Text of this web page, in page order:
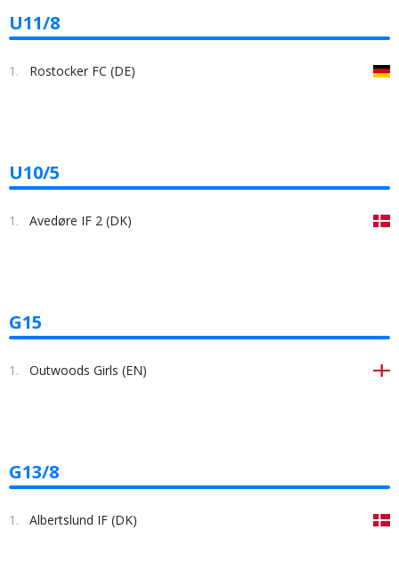
U11/8
1. Rostocker FC (DE)
U10/5
1. Avedøre IF 2 (DK)
G15
1. Outwoods Girls (EN)
G13/8
1. Albertslund IF (DK)